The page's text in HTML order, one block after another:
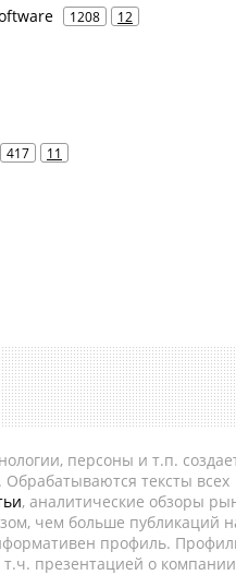
1208 12
417 11
персоны и т.п.
тексты всех
, аналитические обзоры
чем больше публикаций
профиль.
презентацией о